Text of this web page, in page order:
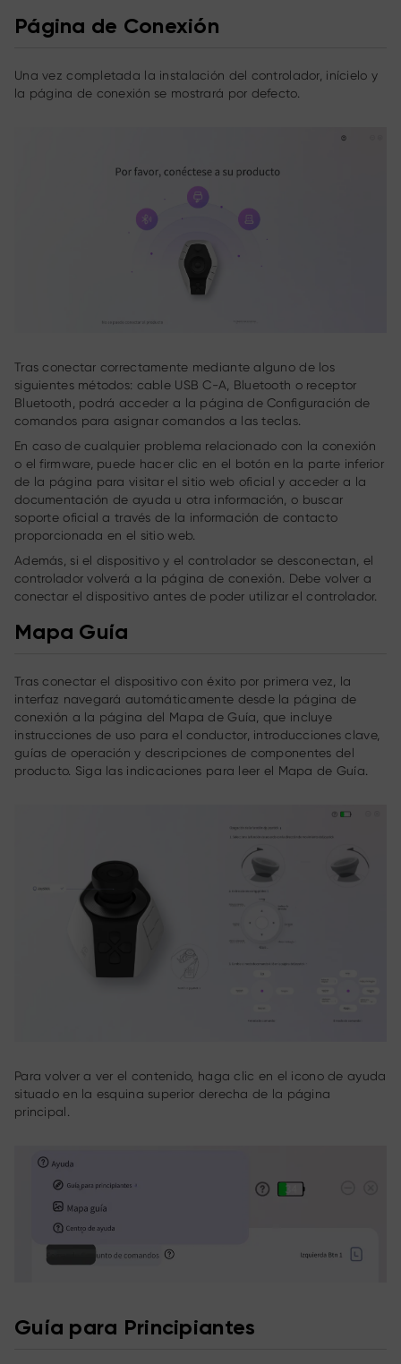
Página de Conexión
Una vez completada la instalación del controlador, inícielo y
la página de conexión se mostrará por defecto.
Tras conectar correctamente mediante alguno de los
siguientes métodos: cable USB C-A, Bluetooth o receptor
Bluetooth, podrá acceder a la página de Configuración de
comandos para asignar comandos a las teclas.
En caso de cualquier problema relacionado con la conexión
o el firmware, puede hacer clic en el botón en la parte inferior
de la página para visitar el sitio web oficial y acceder a la
documentación de ayuda u otra información, o buscar
soporte oficial a través de la información de contacto
proporcionada en el sitio web.
Además, si el dispositivo y el controlador se desconectan, el
controlador volverá a la página de conexión. Debe volver a
conectar el dispositivo antes de poder utilizar el controlador.
Mapa Guía
Tras conectar el dispositivo con éxito por primera vez, la
interfaz navegará automáticamente desde la página de
conexión a la página del Mapa de Guía, que incluye
instrucciones de uso para el conductor, introducciones clave,
guías de operación y descripciones de componentes del
producto. Siga las indicaciones para leer el Mapa de Guía.
Para volver a ver el contenido, haga clic en el icono de ayuda
situado en la esquina superior derecha de la página
principal.
Guía para Principiantes